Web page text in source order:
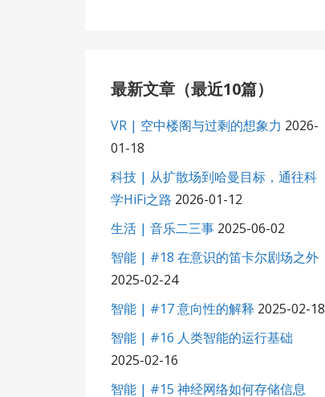
最新文章（最近10篇）
VR | 空中楼阁与过剩的想象力 2026-
01-18
科技 | 从扩散场到哈曼目标，通往科
学HiFi之路 2026-01-12
生活 | 音乐二三事 2025-06-02
智能 | #18 在意识的笛卡尔剧场之外
2025-02-24
智能 | #17 意向性的解释 2025-02-18
智能 | #16 人类智能的运行基础
2025-02-16
智能 | #15 神经网络如何存储信息